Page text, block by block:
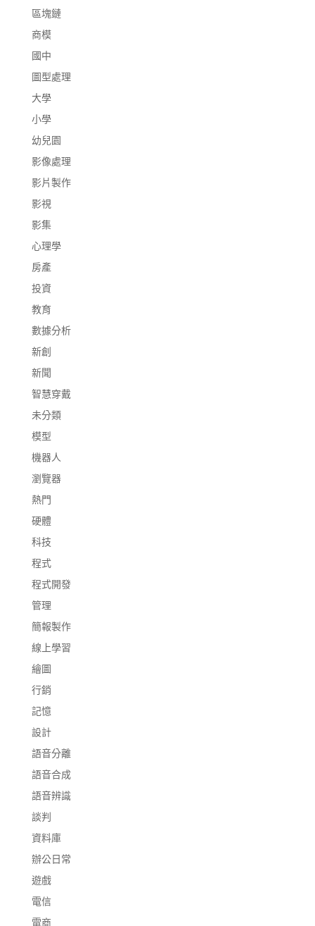
區塊鏈
商模
國中
圖型處理
大學
小學
幼兒園
影像處理
影片製作
影視
影集
心理學
房產
投資
教育
數據分析
新創
新聞
智慧穿戴
未分類
模型
機器人
瀏覽器
熱門
硬體
科技
程式
程式開發
管理
簡報製作
線上學習
繪圖
行銷
記憶
設計
語音分離
語音合成
語音辨識
談判
資料庫
辦公日常
遊戲
電信
電商